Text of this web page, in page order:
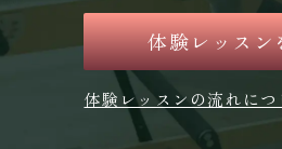
体験レッスン
体験レッスンの流れにつ